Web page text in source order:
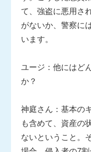
て、強盗に悪用さ
がないか、警察に
います。
ユージ：他にはど
か？
神庭さん：基本の
も含めて、資産の
ないということ。